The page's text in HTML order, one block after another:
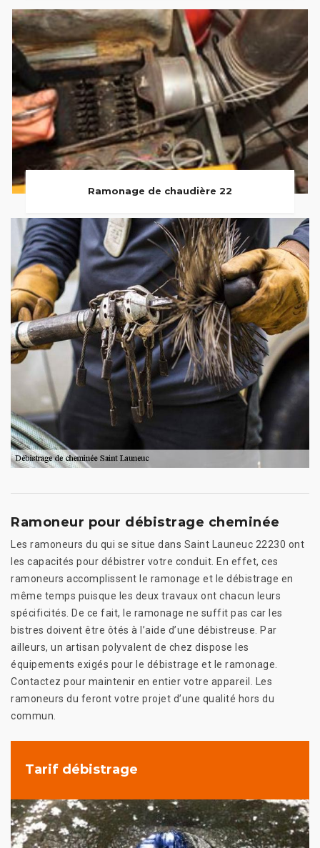
Ramonage de chaudière 22
Ramoneur pour débistrage cheminée
Les ramoneurs du qui se situe dans Saint Launeuc 22230 ont
les capacités pour débistrer votre conduit. En effet, ces
ramoneurs accomplissent le ramonage et le débistrage en
même temps puisque les deux travaux ont chacun leurs
spécificités. De ce fait, le ramonage ne suffit pas car les
bistres doivent être ôtés à l’aide d’une débistreuse. Par
ailleurs, un artisan polyvalent de chez dispose les
équipements exigés pour le débistrage et le ramonage.
Contactez pour maintenir en entier votre appareil. Les
ramoneurs du feront votre projet d’une qualité hors du
commun.
Tarif débistrage